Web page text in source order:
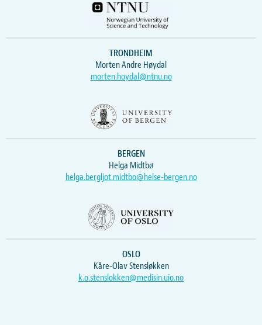
TRONDHEIM
Morten Andre Høydal
morten.hoydal@ntnu.no
BERGEN
Helga Midtbø
helga.bergljot.midtbo@helse-bergen.no
OSLO
Kåre-Olav Stensløkken
k.o.stenslokken@medisin.uio.no